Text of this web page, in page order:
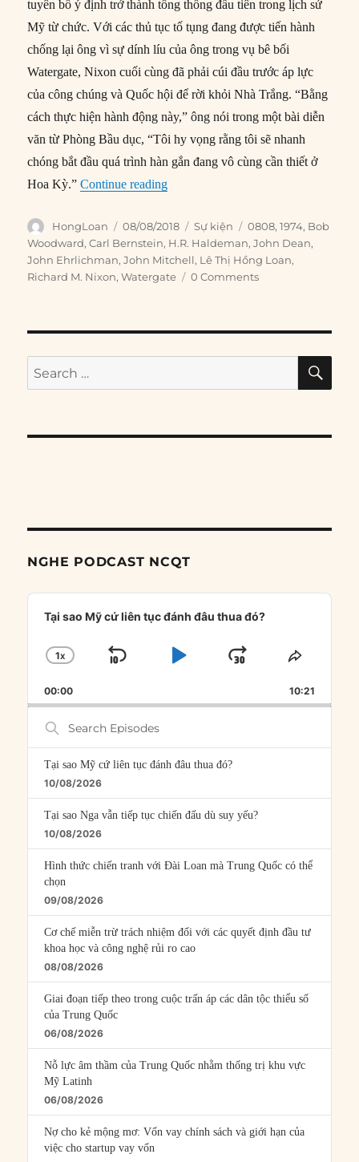
tuyên bố ý định trở thành tổng thống đầu tiên trong lịch sử
Mỹ từ chức. Với các thủ tục tố tụng đang được tiến hành
chống lại ông vì sự dính líu của ông trong vụ bê bối
Watergate, Nixon cuối cùng đã phải cúi đầu trước áp lực
của công chúng và Quốc hội để rời khỏi Nhà Trắng. “Bằng
cách thực hiện hành động này,” ông nói trong một bài diễn
văn từ Phòng Bầu dục, “Tôi hy vọng rằng tôi sẽ nhanh
chóng bắt đầu quá trình hàn gắn đang vô cùng cần thiết ở
Hoa Kỳ.”Continue reading“08/08/1974: Nixon từ chức”
Author
HongLoan
Posted
on
08/08/2018 Categories
Sự kiện Tags
0808,1974, Bob
Woodward,Carl Bernstein, H.R. Haldeman,John Dean,
John Ehrlichman,John Mitchell, Lê Thị Hồng Loan,
Richard M. Nixon,Watergate 0 Comments
Search
for:
NGHE PODCAST NCQT
Audio
Player
Tại sao Mỹ cứ liên tục đánh đâu thua đó?
CHANGE
RATE
1X
SKIP
PLAYJUMP
FORWARD
SHARE
00:00 10:21
Search
Episodes
Tại sao Mỹ cứ liên tục đánh đâu thua đó?
10/08/2026
Tại sao Nga vẫn tiếp tục chiến đấu dù suy yếu?
10/08/2026
Hình thức chiến tranh với Đài Loan mà Trung Quốc có thể
chọn
09/08/2026
Cơ chế miễn trừ trách nhiệm đối với các quyết định đầu tư
khoa học và công nghệ rủi ro cao
08/08/2026
Giai đoạn tiếp theo trong cuộc trấn áp các dân tộc thiểu số
của Trung Quốc
06/08/2026
Nỗ lực âm thầm của Trung Quốc nhằm thống trị khu vực
Mỹ Latinh
06/08/2026
Nợ cho kẻ mộng mơ: Vốn vay chính sách và giới hạn của
việc cho startup vay vốn